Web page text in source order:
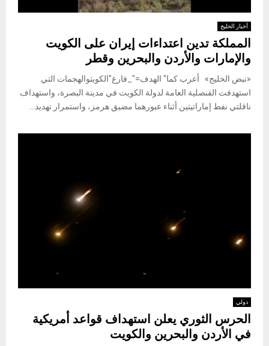
أخبار الخليج
المملكة تدين اعتداءات إيران على الكويت
والإمارات والأردن والبحرين وقطر
«نبض الخليج» أعرب كما" الهدف="_فارغ"الكويتوالهجمات التي
استهدفت القنصلية العامة لدولة الكويت في مدينة البصرة، واستهداف
ناقلتي نفط إماراتيتين أثناء عبورهما مضيق هرمز، واستمرار تهديد...
دولي
الحرس الثوري يعلن استهداف قواعد أمريكية
في الأردن والبحرين والكويت